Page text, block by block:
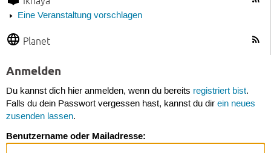
Eine Veranstaltung vorschlagen
Planet
Anmelden
Du kannst dich hier anmelden, wenn du bereits registriert bist.
Falls du dein Passwort vergessen hast, kannst du dir ein neues
zusenden lassen.
Benutzername oder Mailadresse: